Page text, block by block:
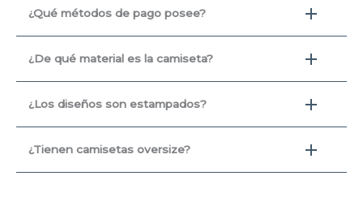
¿Qué métodos de pago posee?
¿De qué material es la camiseta?
¿Los diseños son estampados?
¿Tienen camisetas oversize?